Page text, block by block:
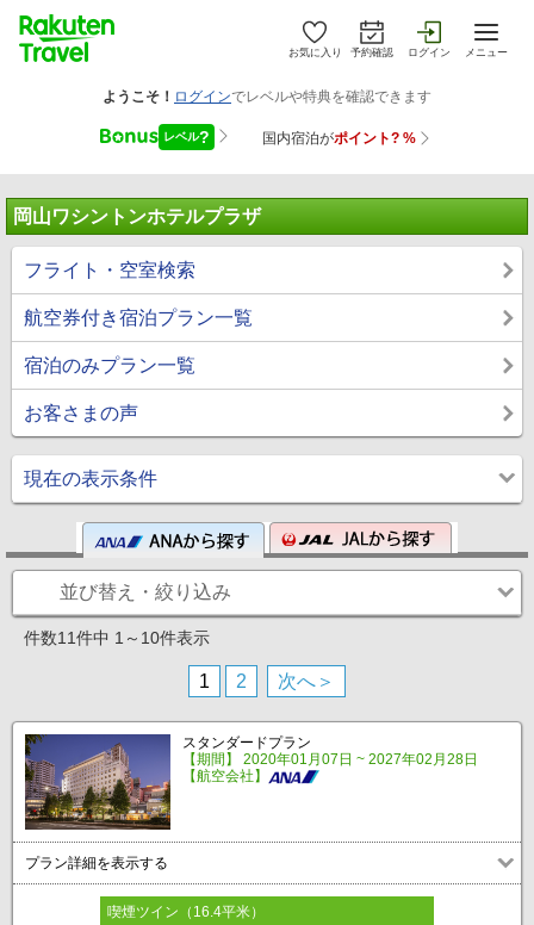
お気に入り 予約確認 ログイン メニュー
岡山ワシントンホテルプラザ
フライト・空室検索
航空券付き宿泊プラン一覧
宿泊のみプラン一覧
お客さまの声
現在の表示条件
並び替え・絞り込み
件数11件中 1～10件表示
1 2 次へ＞
スタンダードプラン
【期間】 2020年01月07日 ~ 2027年02月28日
【航空会社】
プラン詳細を表示する
喫煙ツイン（16.4平米）